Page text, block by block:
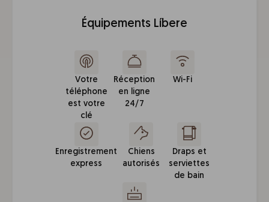
Équipements Líbere
Votre
téléphone
est votre
clé
Réception
en ligne
24/7
Wi-Fi
Enregistrement
express
Chiens
autorisés
Draps et
serviettes
de bain